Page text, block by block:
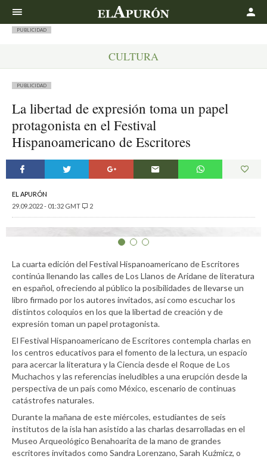
PUBLICIDAD
CULTURA
PUBLICIDAD
La libertad de expresión toma un papel
protagonista en el Festival
Hispanoamericano de Escritores
EL APURÓN
29.09.2022 - 01:32 GMT
2
La cuarta edición del Festival Hispanoamericano de Escritores
continúa llenando las calles de Los Llanos de Aridane de literatura
en español, ofreciendo al público la posibilidades de llevarse un
libro firmado por los autores invitados, así como escuchar los
distintos coloquios en los que la libertad de creación y de
expresión toman un papel protagonista.
El Festival Hispanoamericano de Escritores contempla charlas en
los centros educativos para el fomento de la lectura, un espacio
para acercar la literatura y la Ciencia desde el Roque de Los
Muchachos y las referencias ineludibles a una erupción desde la
perspectiva de un país como México, escenario de continuas
catástrofes naturales.
Durante la mañana de este miércoles, estudiantes de seis
institutos de la isla han asistido a las charlas desarrolladas en el
Museo Arqueológico Benahoarita de la mano de grandes
escritores invitados como Sandra Lorenzano, Sarah Kuźmicz, o